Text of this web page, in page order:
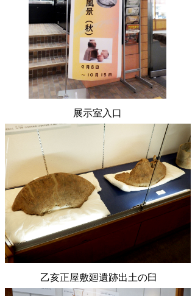
展示室入口
乙亥正屋敷廻遺跡出土の臼